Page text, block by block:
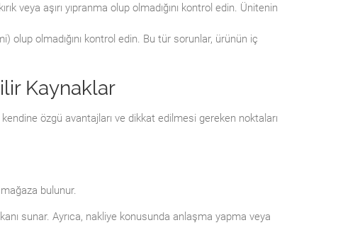
veya aşırı yıpranma olup olmadığını kontrol edin. Ünitenin
olup olmadığını kontrol edin. Bu tür sorunlar, ürünün iç
Kaynaklar
özgü avantajları ve dikkat edilmesi gereken noktaları
bulunur.
sunar. Ayrıca, nakliye konusunda anlaşma yapma veya